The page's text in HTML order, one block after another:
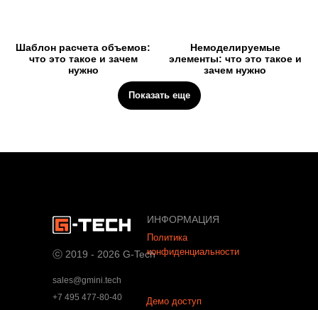
Шаблон расчета объемов:
что это такое и зачем
нужно
Немоделируемые
элементы: что это такое и
зачем нужно
Показать еще
Демо доступ
Политика
конфиденциальности
ИНФОРМАЦИЯ
ⓒ 2019 - 2026 G-Tech
sales@gmini.tech
+7 495 477-80-40